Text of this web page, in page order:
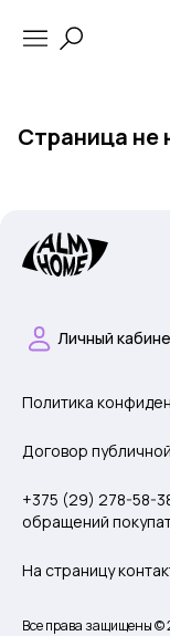
Страница не
Личный
Политика
Договор
+375 (29) 278-58-
обращений
На страницу
Все права защищены